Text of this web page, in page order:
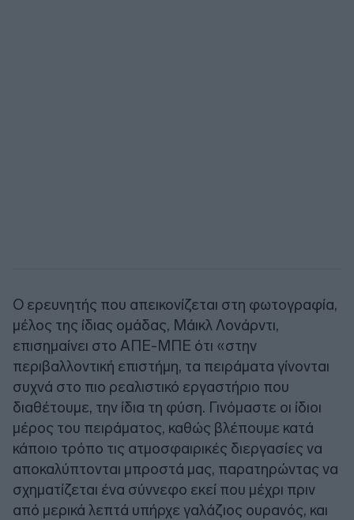
Ο ερευνητής που απεικονίζεται στη φωτογραφία,
μέλος της ίδιας ομάδας, Μάικλ Λονάρντι,
επισημαίνει στο ΑΠΕ-ΜΠΕ ότι «στην
περιβαλλοντική επιστήμη, τα πειράματα γίνονται
συχνά στο πιο ρεαλιστικό εργαστήριο που
διαθέτουμε, την ίδια τη φύση. Γινόμαστε οι ίδιοι
μέρος του πειράματος, καθώς βλέπουμε κατά
κάποιο τρόπο τις ατμοσφαιρικές διεργασίες να
αποκαλύπτονται μπροστά μας, παρατηρώντας να
σχηματίζεται ένα σύννεφο εκεί που μέχρι πριν
από μερικά λεπτά υπήρχε γαλάζιος ουρανός, και